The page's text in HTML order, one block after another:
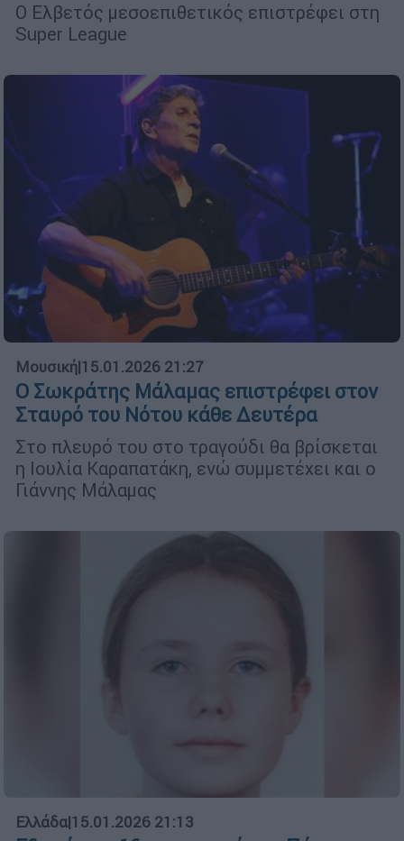
Ο Ελβετός μεσοεπιθετικός επιστρέφει στη
Super League
Μουσική|15.01.2026 21:27
Ο Σωκράτης Μάλαμας επιστρέφει στον
Σταυρό του Νότου κάθε Δευτέρα
Στο πλευρό του στο τραγούδι θα βρίσκεται
η Ιουλία Καραπατάκη, ενώ συμμετέχει και ο
Γιάννης Μάλαμας
Ελλάδα|15.01.2026 21:13